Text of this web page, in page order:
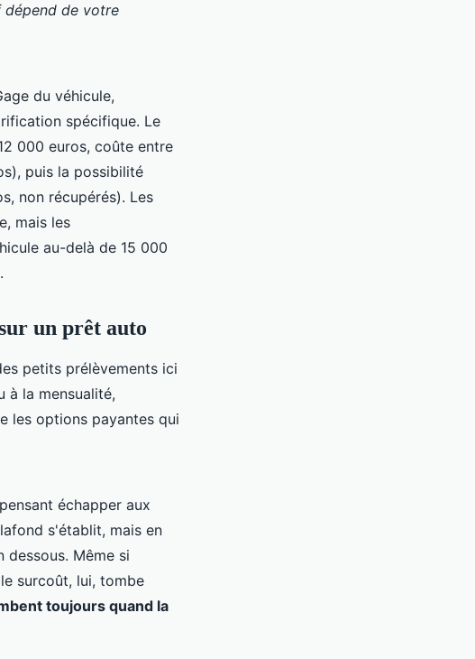
dépend de votre
du véhicule,
spécifique. Le
000 euros, coûte entre
puis la possibilité
non récupérés). Les
mais les
au-delà de 15 000
.
un prêt auto
petits prélèvements ici
à la mensualité,
les options payantes qui
échapper aux
s'établit, mais en
dessous. Même si
surcoût, lui, tombe
toujours quand la